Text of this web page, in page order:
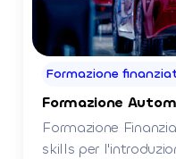
Formazione
Formazione
Formazione
skills per